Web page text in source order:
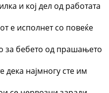
и кој дел од работата
е исполнет со повеќе
за бебето од прашањето
дека најмногу сте им